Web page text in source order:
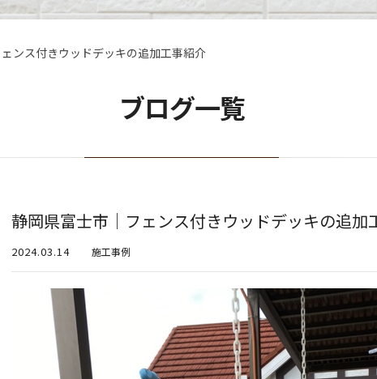
ンス付きウッドデッキの追加工事紹介
ブログ一覧
静岡県富士市｜フェンス付きウッドデッキの追加
2024.03.14 施工事例